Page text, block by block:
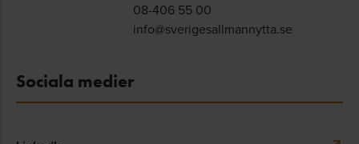
08-406 55 00
info@sverigesallmannytta.se
Sociala medier